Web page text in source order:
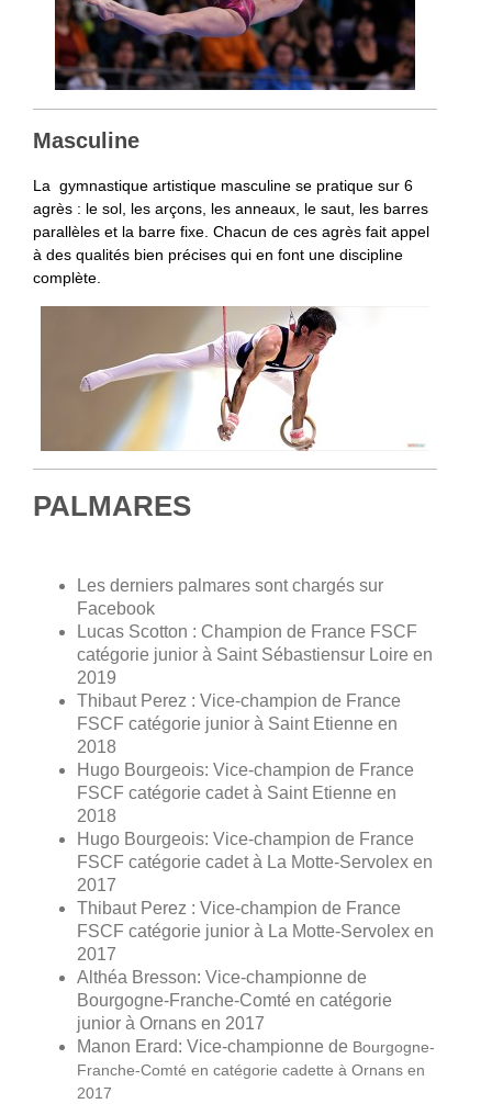
Masculine
La gymnastique artistique masculine se pratique sur 6
agrès : le sol, les arçons, les anneaux, le saut, les barres
parallèles et la barre fixe. Chacun de ces agrès fait appel
à des qualités bien précises qui en font une discipline
complète.
PALMARES
Les derniers palmares sont chargés sur
Facebook
Lucas Scotton : Champion de France FSCF
catégorie junior à Saint Sébastiensur Loire en
2019
Thibaut Perez : Vice-champion de France
FSCF catégorie junior à Saint Etienne en
2018
Hugo Bourgeois: Vice-champion de France
FSCF catégorie cadet à Saint Etienne en
2018
Hugo Bourgeois: Vice-champion de France
FSCF catégorie cadet à La Motte-Servolex en
2017
Thibaut Perez : Vice-champion de France
FSCF catégorie junior à La Motte-Servolex en
2017
Althéa Bresson: Vice-championne de
Bourgogne-Franche-Comté en catégorie
junior à Ornans en 2017
Manon Erard: Vice-championne de Bourgogne-
Franche-Comté en catégorie cadette à Ornans en
2017